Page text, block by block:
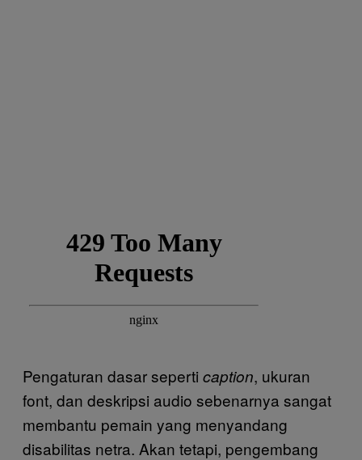
Pengaturan dasar seperti caption, ukuran
font, dan deskripsi audio sebenarnya sangat
membantu pemain yang menyandang
disabilitas netra. Akan tetapi, pengembang